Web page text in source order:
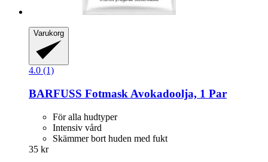
Varukorg
4.0 (1)
BARFUSS Fotmask Avokadoolja, 1 Par
För alla hudtyper
Intensiv vård
Skämmer bort huden med fukt
35 kr